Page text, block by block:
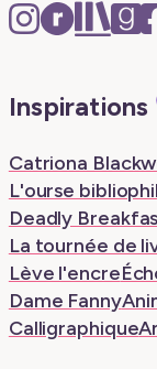
Instagram
tab
Ravelry
tab
The
Inspirations
Catriona
L'ourse
Deadly
La tournée de
Lève l'encre
Dame Fanny
Calligraphique